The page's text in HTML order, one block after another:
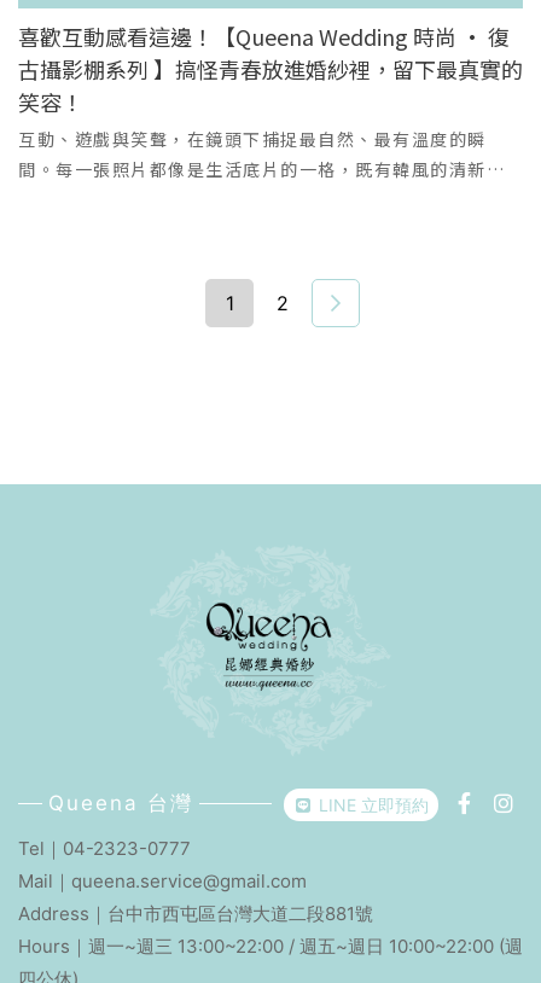
的質感，每個畫面都帶著呼吸感的生活溫度。適合的新人｜
喜歡個性、也相信真實如果你嚮往的是「不像婚紗照的婚紗
照」，想要拍出屬於你們的節奏與故事——那麼這組作品，正
是為你們準備的。微涼的鏡頭擅長捕捉「自然卻動人」的情
緒，讓愛情的模樣不被擺拍取代，而是被時間記錄。因為最
動人的畫面，往往不是擺好的，而是剛好發生的。「微冷影
VIEW MORE
喜歡互動感看這邊！【Queena Wedding 時尚 · 復
古攝影棚系列 】搞怪青春放進婚紗裡，留下最真實的
笑容！
互動、遊戲與笑聲，在鏡頭下捕捉最自然、最有溫度的瞬
間。每一張照片都像是生活底片的一格，既有韓風的清新時
希望畫面真實有趣熱愛時尚、有個性、有故事感的情侶想在
婚紗中展現「自我魅力」與「日常默契」昆娜給妳，沒有距
會發光的小片段。拍貼機感婚紗照！隨手拿起就是完美婚紗
照道具當成品交到你手上時，你會發現這不只是一組婚紗
照，而是一場「愛與快樂的縮時電影」。沒有劇本、沒有修
1 2
Queena 台灣 LINE 立即預約
Tel｜ 04-2323-0777
Mail｜ queena.service@gmail.com
Address｜ 台中市西屯區台灣大道二段881號
Hours｜週一~週三 13:00~22:00 / 週五~週日 10:00~22:00 (週